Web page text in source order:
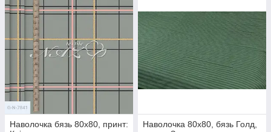
Наволочка бязь 80х80, принт:
Наволочка 80х80, бязь Голд,